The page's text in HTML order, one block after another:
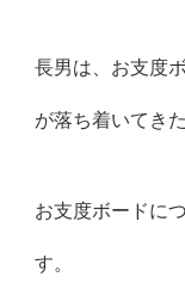
長男は、お支度
が落ち着いてき
お支度ボードに
す。